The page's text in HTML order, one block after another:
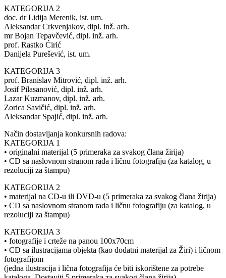
KATEGORIJA 2
doc. dr Lidija Merenik, ist. um.
Aleksandar Crkvenjakov, dipl. inž. arh.
mr Bojan Tepavčević, dipl. inž. arh.
prof. Rastko Ćirić
Danijela Purešević, ist. um.
KATEGORIJA 3
prof. Branislav Mitrović, dipl. inž. arh.
Josif Pilasanović, dipl. inž. arh.
Lazar Kuzmanov, dipl. inž. arh.
Zorica Savičić, dipl. inž. arh.
Aleksandar Spajić, dipl. inž. arh.
Način dostavljanja konkursnih radova:
KATEGORIJA 1
• originalni materijal (5 primeraka za svakog člana žirija)
• CD sa naslovnom stranom rada i ličnu fotografiju (za katalog, u
rezoluciji za štampu)
KATEGORIJA 2
• materijal na CD-u ili DVD-u (5 primeraka za svakog člana žirija)
• CD sa naslovnom stranom rada i ličnu fotografiju (za katalog, u
rezoluciji za štampu)
KATEGORIJA 3
• fotografije i crteže na panou 100x70cm
• CD sa ilustracijama objekta (kao dodatni materijal za Žiri) i ličnom
fotografijom
(jedna ilustracija i lična fotografija će biti iskorištene za potrebe